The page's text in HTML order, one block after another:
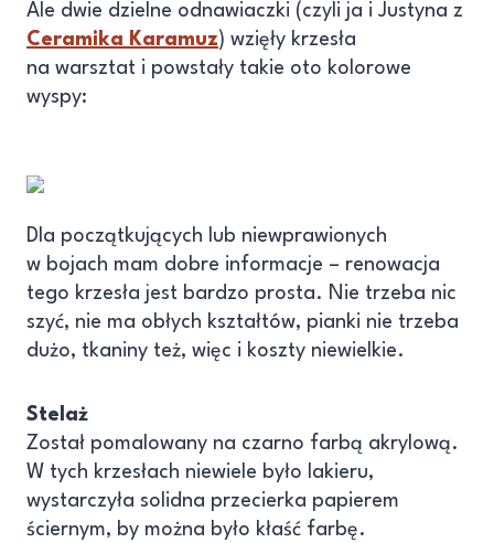
Ale dwie dzielne odnawiaczki (czyli ja i Justyna z
Ceramika Karamuz) wzięły krzesła
na warsztat i powstały takie oto kolorowe
wyspy:
Dla początkujących lub niewprawionych
w bojach mam dobre informacje – renowacja
tego krzesła jest bardzo prosta. Nie trzeba nic
szyć, nie ma obłych kształtów, pianki nie trzeba
dużo, tkaniny też, więc i koszty niewielkie.
Stelaż
Został pomalowany na czarno farbą akrylową.
W tych krzesłach niewiele było lakieru,
wystarczyła solidna przecierka papierem
ściernym, by można było kłaść farbę.